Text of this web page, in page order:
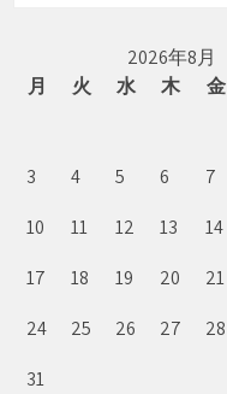
2026年8月
月
火 水 木 金
3
4 5 6 7
10
11 12 13 14
17
18 19 20 21
24
25 26 27 28
31